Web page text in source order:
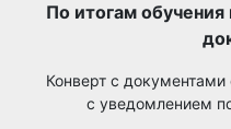
По итогам
Конверт с документами
с уведомлением